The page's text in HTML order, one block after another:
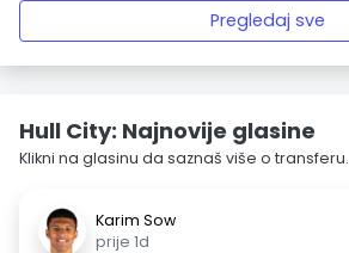
Pregledaj sve
Hull City: Najnovije glasine
Klikni na glasinu da saznaš više o transferu.
Karim Sow
prije 1d